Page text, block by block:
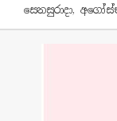
සෙනසුරාදා,